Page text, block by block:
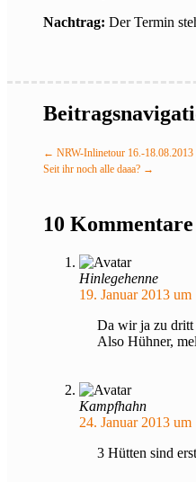
Nachtrag: Der Termin
← NRW-Inlinetour 16.-18.08.2013
Seit ihr noch alle daaa? →
10 Kommentare
Hinlegehenne
19. Januar 2013
Da wir ja zu dritt
Also Hühner,
Kampfhahn
24. Januar 2013
3 Hütten sind